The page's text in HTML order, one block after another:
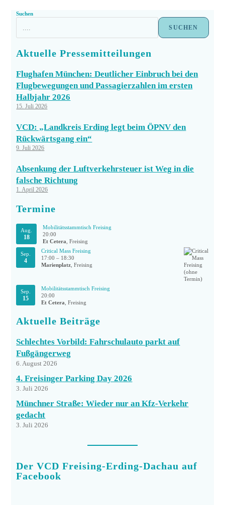
Suchen
SUCHEN
Aktuelle Pressemitteilungen
Flughafen München: Deutlicher Einbruch bei den
Flugbewegungen und Passagierzahlen im ersten
Halbjahr 2026
15. Juli 2026
VCD: „Landkreis Erding legt beim ÖPNV den
Rückwärtsgang ein“
9. Juli 2026
Absenkung der Luftverkehrsteuer ist Weg in die
falsche Richtung
1. April 2026
Termine
Aug.
18
Mobilitätsstammtisch Freising
20:00
Et Cetera , Freising
Sep.
4
Critical Mass Freising
17:00 – 18:30
Marienplatz , Freising
Sep.
15
Mobilitätsstammtisch Freising
20:00
Et Cetera , Freising
Aktuelle Beiträge
Schlechtes Vorbild: Fahrschulauto parkt auf
Fußgängerweg
6. August 2026
4. Freisinger Parking Day 2026
3. Juli 2026
Münchner Straße: Wieder nur an Kfz-Verkehr
gedacht
3. Juli 2026
Der VCD Freising-Erding-Dachau auf
Facebook